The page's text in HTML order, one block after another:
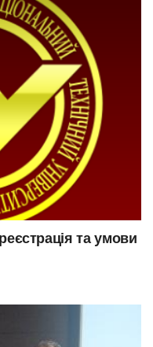
та умови